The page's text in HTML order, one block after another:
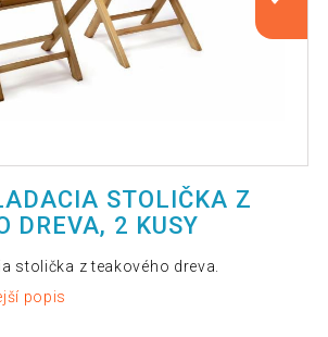
STOLIČKA Z
DREVA, 2 KUSY
stolička z teakového dreva.
popis